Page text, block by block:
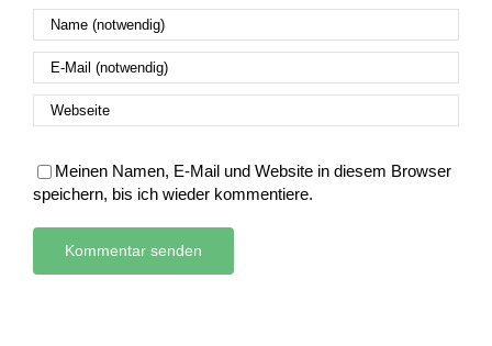
Meinen Namen, E-Mail und Website in diesem Browser
speichern, bis ich wieder kommentiere.